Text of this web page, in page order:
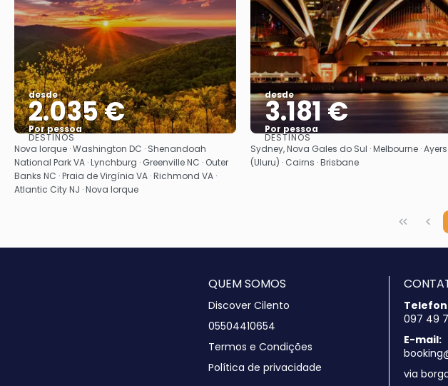
desde
2.035 €
Por pessoa
Vejo
DESTINOS
Nova Iorque · Washington DC · Shenandoah
National Park VA · Lynchburg · Greenville NC · Outer
Banks NC · Praia de Virgínia VA · Richmond VA ·
Atlantic City NJ · Nova Iorque
desde
3.181 €
Por pessoa
Vejo
DESTINOS
Sydney, Nova Gales do Sul · Melbourne ·
(Uluru) · Cairns · Brisbane
QUEM SOMOS
Discover Cilento
05504410654
Termos e Condições
Política de privacidade
097 49
E-mail:
via borgo